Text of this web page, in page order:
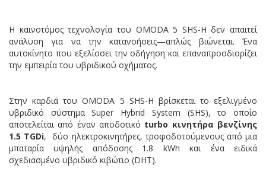
Η καινοτόμος τεχνολογία του OMODA 5 SHS-H δεν απαιτεί
ανάλυση για να την κατανοήσεις—απλώς βιώνεται. Ένα
αυτοκίνητο που εξελίσσει την οδήγηση και επαναπροσδιορίζει
την εμπειρία του υβριδικού οχήματος.
Στην καρδιά του OMODA 5 SHS-H βρίσκεται το εξελιγμένο
υβριδικό σύστημα Super Hybrid System (SHS), το οποίο
αποτελείται από έναν αποδοτικό turbo κινητήρα βενζίνης
1.5 TGDi, δύο ηλεκτροκινητήρες, τροφοδοτούμενους από μια
μπαταρία υψηλής απόδοσης 1.8 kWh και ένα ειδικά
σχεδιασμένο υβριδικό κιβώτιο (DHT).